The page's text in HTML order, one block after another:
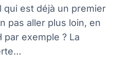
qui est déjà un premier
pas aller plus loin, en
par exemple ? La